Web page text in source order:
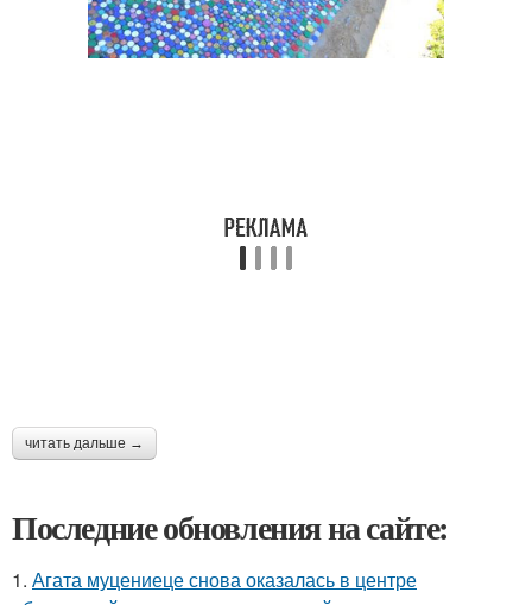
читать дальше →
Последние обновления на сайте:
1. Агата муцениеце снова оказалась в центре